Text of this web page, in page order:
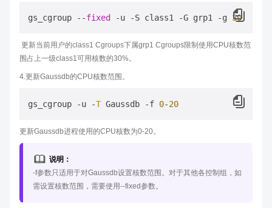
gs_cgroup --fixed -u -S class1 -G grp1 -g 30
​ 更新当前用户的class1 Cgroups下属grp1 Cgroups限制使用CPU核数范
围占上一级class1可用核数的30%。
4.更新Gaussdb的CPU核数范围。
gs_cgroup -u -T Gaussdb -f 0-20
更新Gaussdb进程使用的CPU核数为0-20。
说明：
-f参数只适用于对Gaussdb设置核数范围。对于其他各控制组，如
需设置核数范围，需要使用--fixed参数。